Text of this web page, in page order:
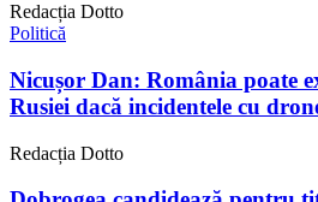
Redacția Dotto
Politică
Nicușor Dan: România poate
Rusiei dacă incidentele cu
Redacția Dotto